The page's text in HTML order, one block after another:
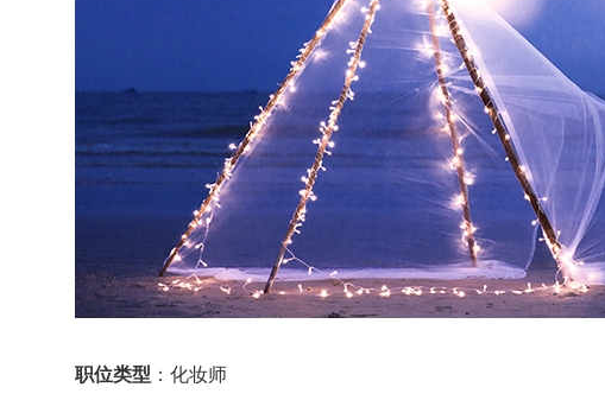
职位类型 ：化妆师